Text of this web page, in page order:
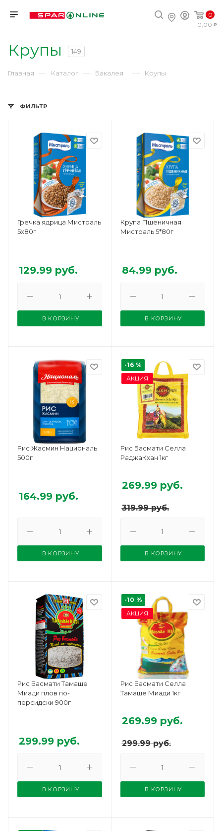
0
0,00
Крупы 149
Главная — Каталог — Бакалея — Крупы
ФИЛЬТР
Гречка ядрица Мистраль
5х80г
129.99 руб.
В КОРЗИНУ
Крупа Пшеничная
Мистраль 5*80г
84.99руб.
В КОРЗИНУ
Рис Жасмин Националь
500г
164.99 руб.
В КОРЗИНУ
-16 %
АКЦИЯ
Рис Басмати Селла
РаджаКхан 1кг
319.99руб.
269.99руб.
В КОРЗИНУ
Рис Басмати Тамаше
Миади плов по-
персидски 900г
299.99 руб.
В КОРЗИНУ
-10 %
АКЦИЯ
Рис Басмати Селла
Тамаше Миади 1кг
299.99руб.
269.99руб.
В КОРЗИНУ